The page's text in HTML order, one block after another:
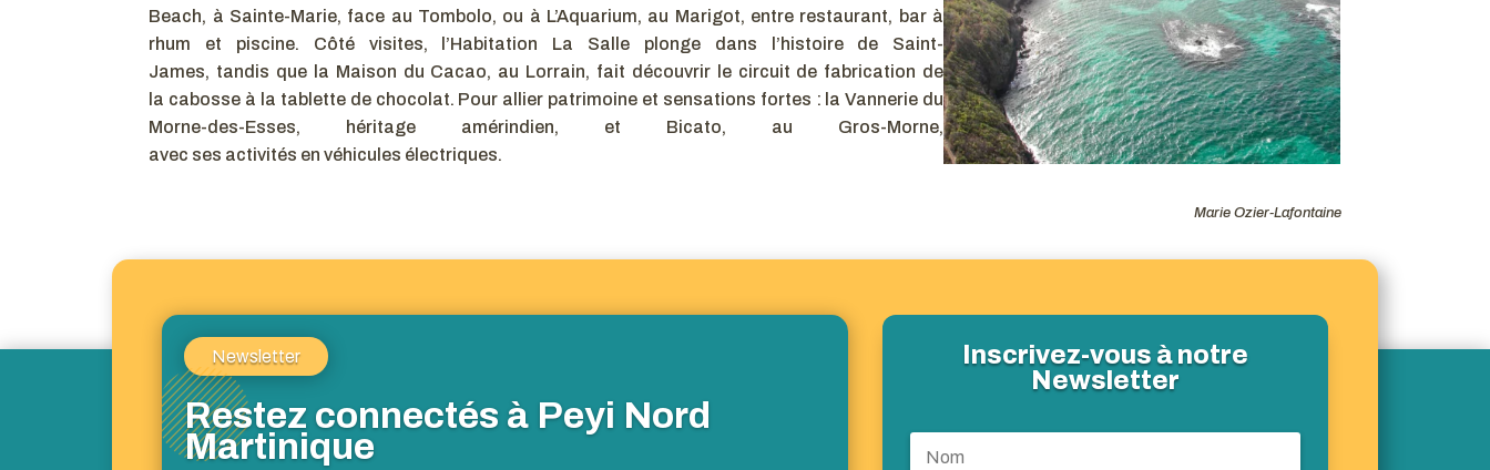
Beach, à Sainte-Marie, face au Tombolo, ou à L’Aquarium, au Marigot, entre restaurant, bar à
rhum et piscine. Côté visites, l’Habitation La Salle plonge dans l’histoire de Saint-
James, tandis que la Maison du Cacao, au Lorrain, fait découvrir le circuit de fabrication de
la cabosse à la tablette de chocolat. Pour allier patrimoine et sensations fortes : la Vannerie du
Morne-des-Esses, héritage amérindien, et Bicato, au Gros-Morne,
avec ses activités en véhicules électriques.
Marie Ozier-Lafontaine
Newsletter
Restez connectés à Peyi Nord
Martinique
Inscrivez-vous à notre
Newsletter